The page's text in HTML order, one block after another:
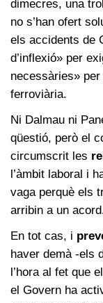
dimecres, una
no s’han ofert
els accidents de
d’inflexió» per
necessàries» per
ferroviària.
Ni Dalmau ni
qüestió, però el
circumscrit les
l’àmbit laboral i
vaga perquè els
arribin a un
En tot cas, i
haver demà -els
l’hora al fet que
el Govern ha